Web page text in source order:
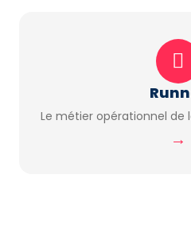
Le métier opérationnel de
→